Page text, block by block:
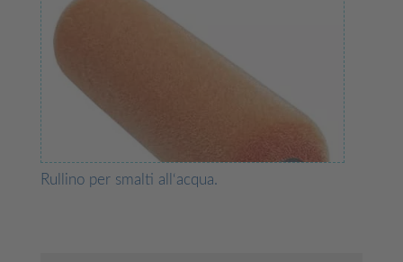
Rullino per smalti all‘acqua.